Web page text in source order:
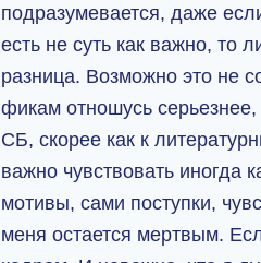
подразумевается, даже
есть не суть как важно, то
разница. Возможно это не
фикам отношусь серьезнее,
СБ, скорее как к
важно чувствовать иногда
мотивы, сами поступки,
меня остается мертвым.